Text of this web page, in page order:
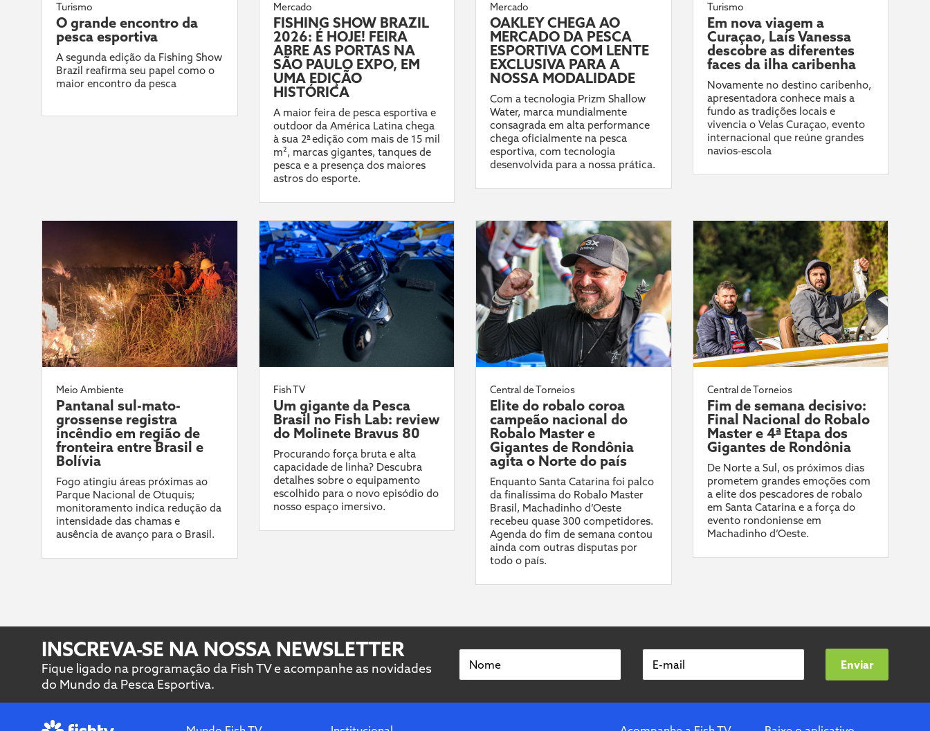
Turismo
O grande encontro da
pesca esportiva
A segunda edição da Fishing Show
Brazil reafirma seu papel como o
maior encontro da pesca
Mercado
FISHING SHOW BRAZIL
2026: É HOJE! FEIRA
ABRE AS PORTAS NA
SÃO PAULO EXPO, EM
UMA EDIÇÃO
HISTÓRICA
A maior feira de pesca esportiva e
outdoor da América Latina chega
à sua 2ª edição com mais de 15 mil
m², marcas gigantes, tanques de
pesca e a presença dos maiores
astros do esporte.
Mercado
OAKLEY CHEGA AO
MERCADO DA PESCA
ESPORTIVA COM LENTE
EXCLUSIVA PARA A
NOSSA MODALIDADE
Com a tecnologia Prizm Shallow
Water, marca mundialmente
consagrada em alta performance
chega oficialmente na pesca
esportiva, com tecnologia
desenvolvida para a nossa prática.
Turismo
Em nova viagem a
Curaçao, Laís Vanessa
descobre as diferentes
faces da ilha caribenha
Novamente no destino caribenho,
apresentadora conhece mais a
fundo as tradições locais e
vivencia o Velas Curaçao, evento
internacional que reúne grandes
navios-escola
Meio Ambiente
Pantanal sul-mato-
grossense registra
incêndio em região de
fronteira entre Brasil e
Bolívia
Fogo atingiu áreas próximas ao
Parque Nacional de Otuquis;
monitoramento indica redução da
intensidade das chamas e
ausência de avanço para o Brasil.
Fish TV
Um gigante da Pesca
Brasil no Fish Lab: review
do Molinete Bravus 80
Procurando força bruta e alta
capacidade de linha? Descubra
detalhes sobre o equipamento
escolhido para o novo episódio do
nosso espaço imersivo.
Central de Torneios
Elite do robalo coroa
campeão nacional do
Robalo Master e
Gigantes de Rondônia
agita o Norte do país
Enquanto Santa Catarina foi palco
da finalíssima do Robalo Master
Brasil, Machadinho d’Oeste
recebeu quase 300 competidores.
Agenda do fim de semana contou
ainda com outras disputas por
todo o país.
Central de Torneios
Fim de semana decisivo:
Final Nacional do Robalo
Master e 4ª Etapa dos
Gigantes de Rondônia
De Norte a Sul, os próximos dias
prometem grandes emoções com
a elite dos pescadores de robalo
em Santa Catarina e a força do
evento rondoniense em
Machadinho d’Oeste.
INSCREVA-SE NA NOSSA NEWSLETTER
Fique ligado na programação da Fish TV e acompanhe as novidades
do Mundo da Pesca Esportiva.
Nome E-mail Enviar